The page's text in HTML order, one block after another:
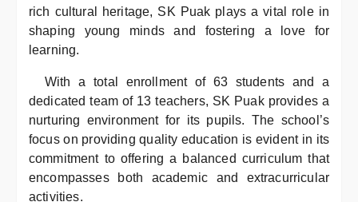
rich cultural heritage, SK Puak plays a vital role in
shaping young minds and fostering a love for
learning.
With a total enrollment of 63 students and a
dedicated team of 13 teachers, SK Puak provides a
nurturing environment for its pupils. The school’s
focus on providing quality education is evident in its
commitment to offering a balanced curriculum that
encompasses both academic and extracurricular
activities.